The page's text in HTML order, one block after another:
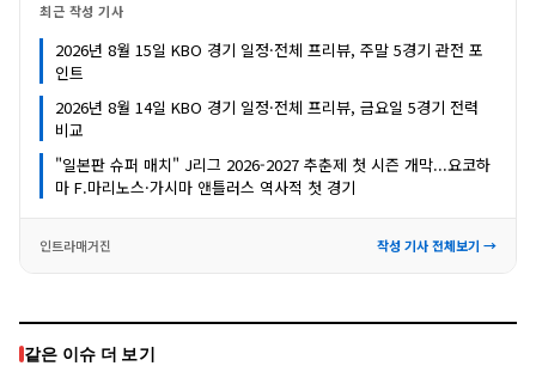
최근 작성 기사
2026년 8월 15일 KBO 경기 일정·전체 프리뷰, 주말 5경기 관전 포
인트
2026년 8월 14일 KBO 경기 일정·전체 프리뷰, 금요일 5경기 전력
비교
"일본판 슈퍼 매치" J리그 2026-2027 추춘제 첫 시즌 개막...요코하
마 F.마리노스·가시마 앤틀러스 역사적 첫 경기
인트라매거진 작성 기사 전체보기 →
같은 이슈 더 보기